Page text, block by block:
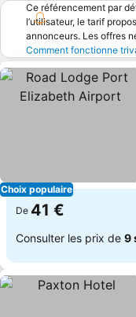
Ce référencement par
l’utilisateur, le tarif
annonceurs. Les offres
Comment fonctionne
Choix populaire
De 41 €
Consulter les prix de 9